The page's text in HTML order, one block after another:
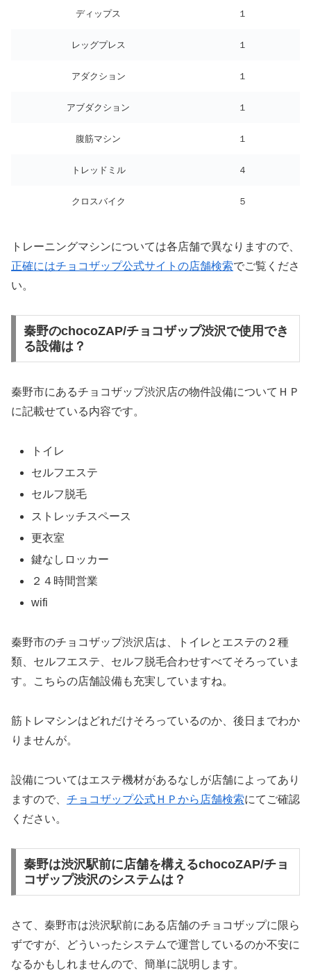
ディップス １
レッグプレス １
アダクション １
アブダクション １
腹筋マシン １
トレッドミル ４
クロスバイク ５
トレーニングマシンについては各店舗で異なりますので、
正確にはチョコザップ公式サイトの店舗検索でご覧くださ
い。
秦野のchocoZAP/チョコザップ渋沢で使用でき
る設備は？
秦野市にあるチョコザップ渋沢店の物件設備についてＨＰ
に記載せている内容です。
トイレ
セルフエステ
セルフ脱毛
ストレッチスペース
更衣室
鍵なしロッカー
２４時間営業
wifi
秦野市のチョコザップ渋沢店は、トイレとエステの２種
類、セルフエステ、セルフ脱毛合わせすべてそろっていま
す。こちらの店舗設備も充実していますね。
筋トレマシンはどれだけそろっているのか、後日までわか
りませんが。
設備についてはエステ機材があるなしが店舗によってあり
ますので、 チョコザップ公式ＨＰから店舗検索にてご確認
ください。
秦野は渋沢駅前に店舗を構えるchocoZAP/チョ
コザップ渋沢のシステムは？
さて、秦野市は渋沢駅前にある店舗のチョコザップに限ら
ずですが、どういったシステムで運営しているのか不安に
なるかもしれませんので、簡単に説明します。